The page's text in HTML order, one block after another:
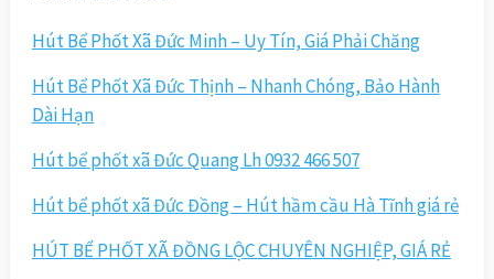
Hút Bể Phốt Xã Đức Minh – Uy Tín, Giá Phải Chăng
Hút Bể Phốt Xã Đức Thịnh – Nhanh Chóng, Bảo Hành
Dài Hạn
Hút bể phốt xã Đức Quang Lh 0932 466 507
Hút bể phốt xã Đức Đồng – Hút hầm cầu Hà Tĩnh giá rẻ
HÚT BỂ PHỐT XÃ ĐỒNG LỘC CHUYÊN NGHIỆP, GIÁ RẺ